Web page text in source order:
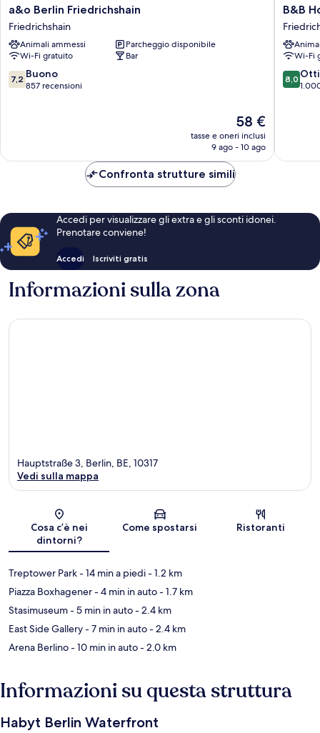
a&o
Berlin
Friedrichshain
Friedrichshain
a&o Berlin Friedrichshain
Friedrichshain
Animali ammessi
Parcheggio disponibile
Wi-Fi gratuito
Bar
7.2
su
7,2 Buono
857 recensioni
Il
prezzo
attuale
58 €
tasse e oneri inclusi
9 ago - 10 ago
B&B
Hotel
Berlin
City-
Ost
B&B
Wi-Fi
8.0
su
8,0
Confronta strutture simili
Accedi per visualizzare gli extra e gli sconti idonei.
Prenotare conviene!
Accedi Iscriviti gratis
Informazioni sulla zona
Mappa
Hauptstraße 3, Berlin, BE, 10317
Vedi sulla mappa
Cosa c’è nei
dintorni?
Come spostarsi Ristoranti
Treptower Park- 14 min a piedi- 1.2 km
Piazza Boxhagener- 4 min in auto- 1.7 km
Stasimuseum- 5 min in auto- 2.4 km
East Side Gallery- 7 min in auto- 2.4 km
Arena Berlino- 10 min in auto- 2.0 km
Informazioni su questa struttura
Habyt Berlin Waterfront